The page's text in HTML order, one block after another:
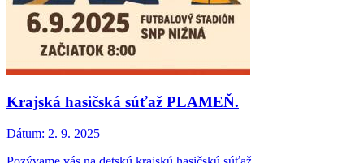
Krajská hasičská súťaž PLAMEŇ.
Dátum: 2. 9. 2025